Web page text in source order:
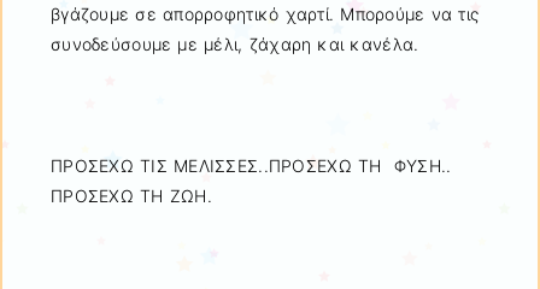
βγάζουμε σε απορροφητικό χαρτί. Μπορούμε να τις
συνοδεύσουμε με μέλι, ζάχαρη και κανέλα.
ΠΡΟΣΕΧΩ ΤΙΣ ΜΕΛΙΣΣΕΣ..ΠΡΟΣΕΧΩ ΤΗ ΦΥΣΗ..
ΠΡΟΣΕΧΩ ΤΗ ΖΩΗ.